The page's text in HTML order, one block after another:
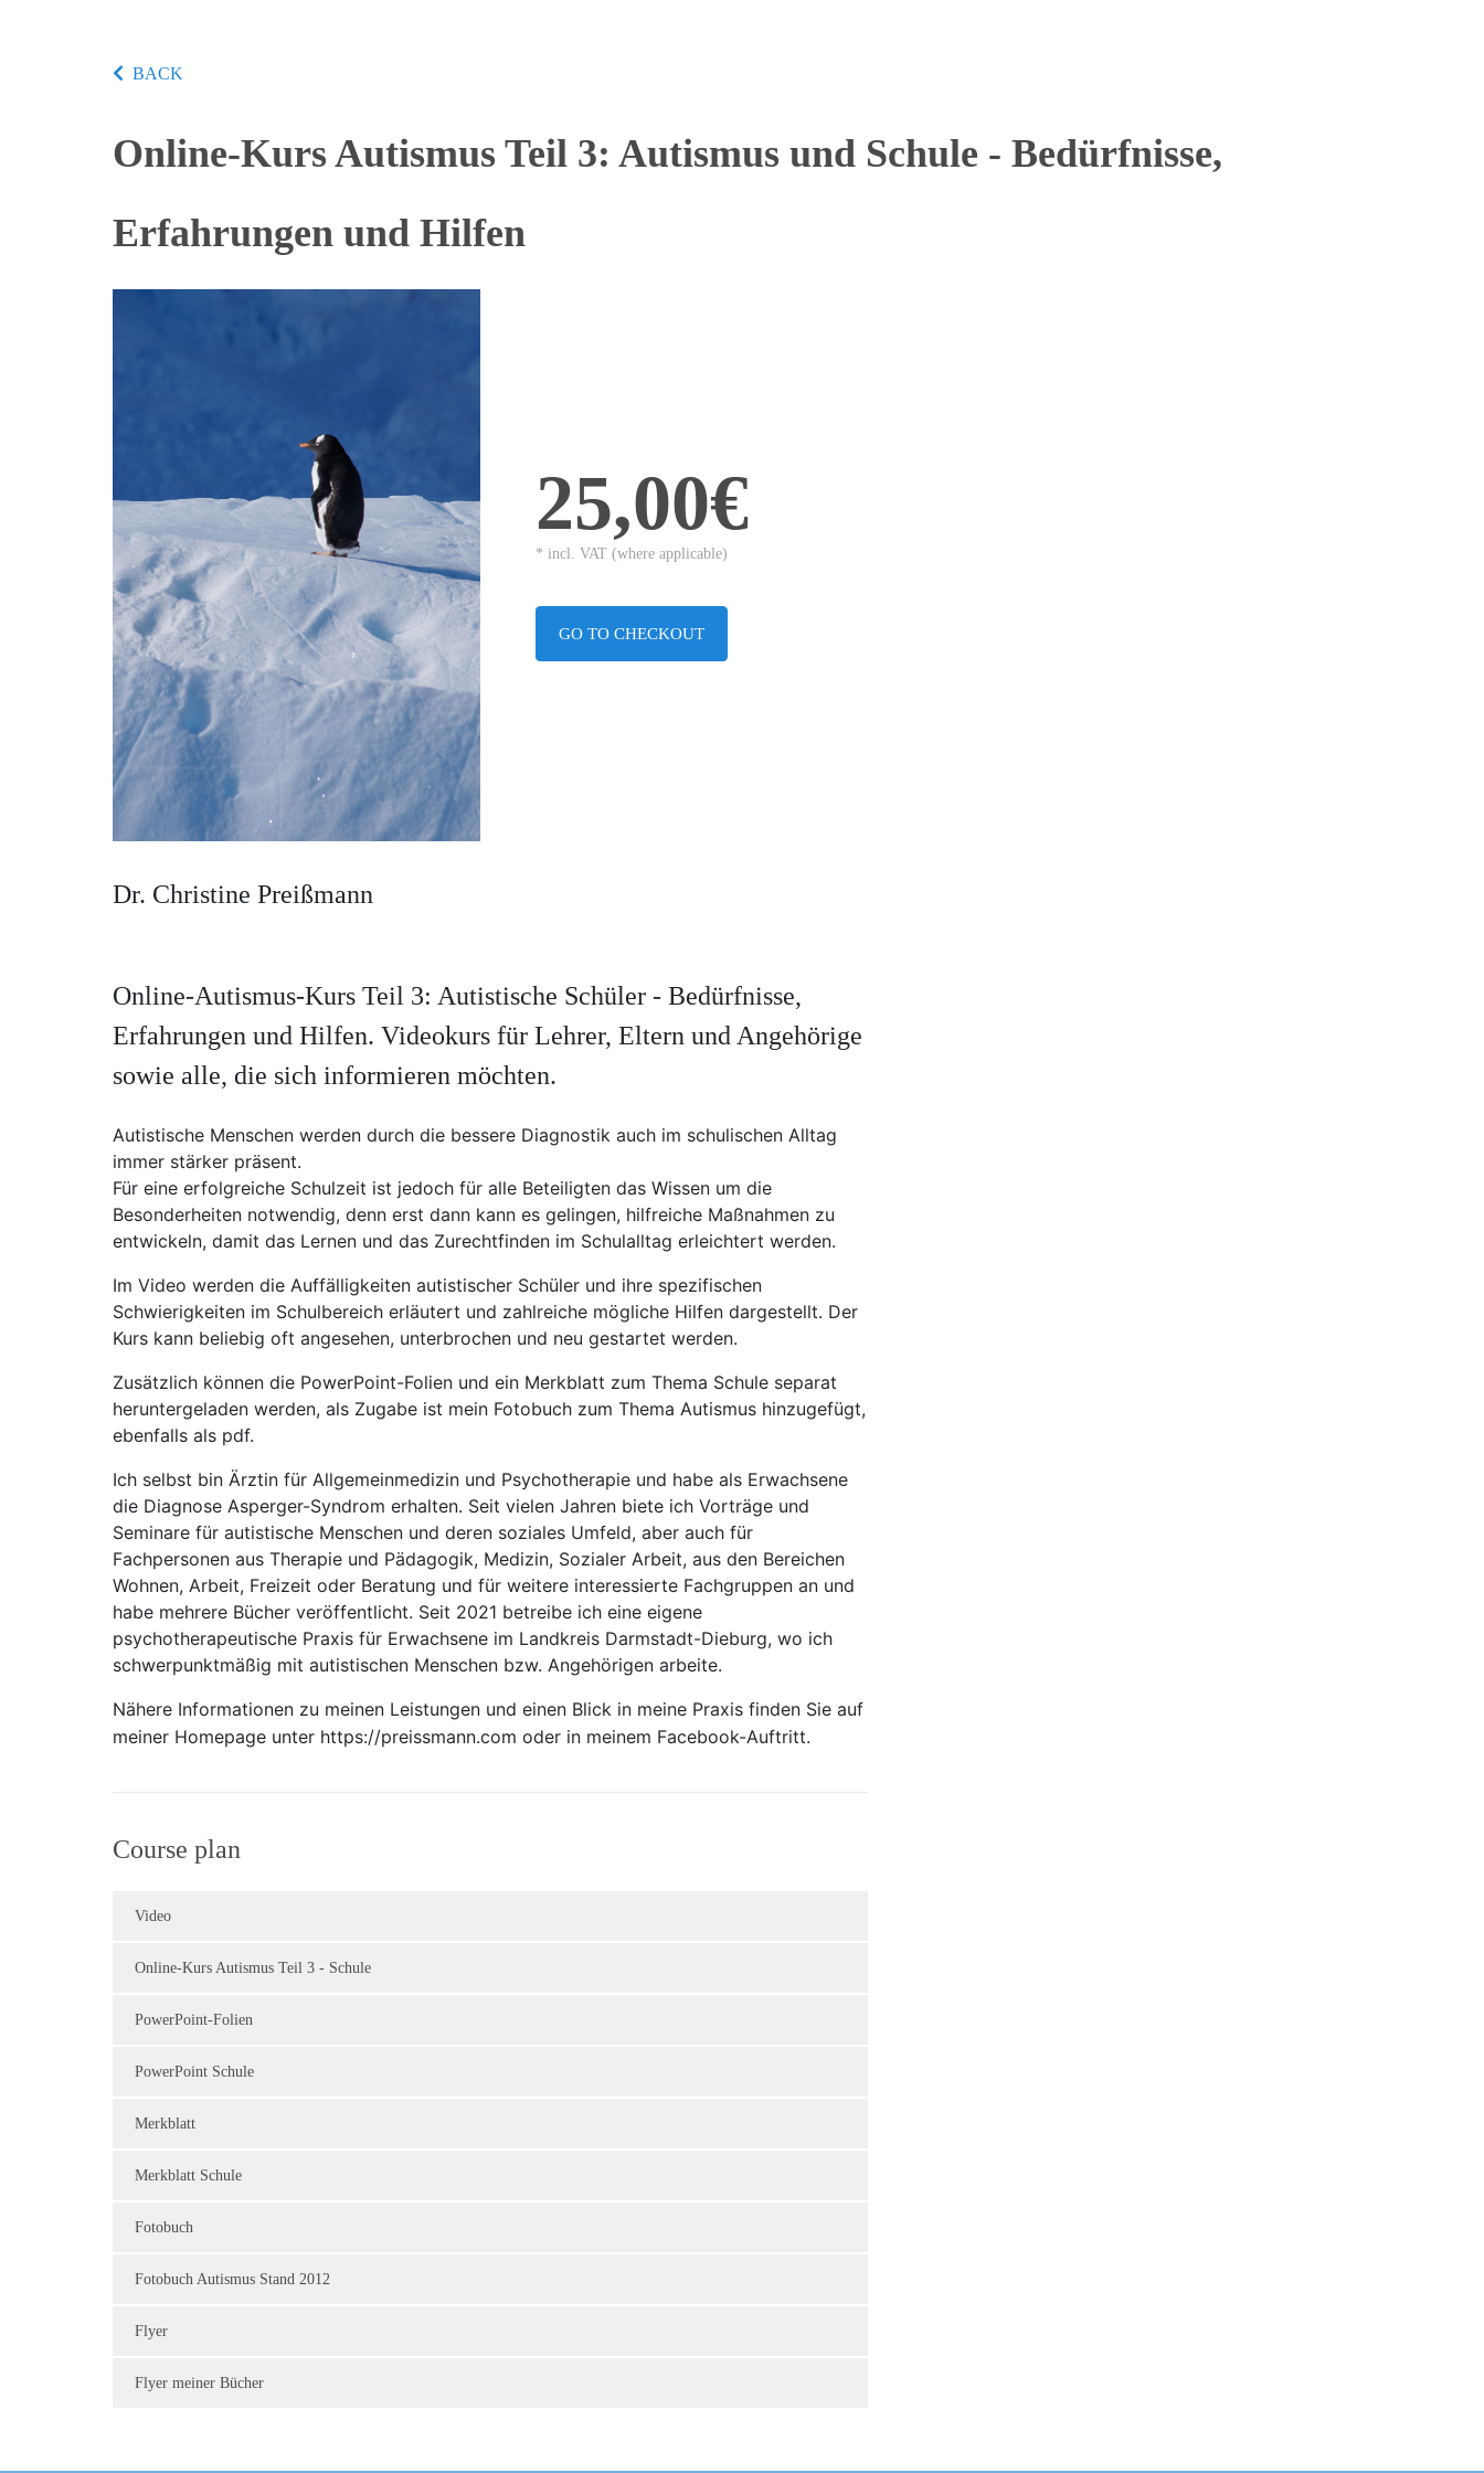
BACK
Online-Kurs Autismus Teil 3: Autismus und Schule - Bedürfnisse,
Erfahrungen und Hilfen
25,00€
* incl. VAT (where applicable)
GO TO CHECKOUT
Dr. Christine Preißmann
Online-Autismus-Kurs Teil 3: Autistische Schüler - Bedürfnisse,
Erfahrungen und Hilfen. Videokurs für Lehrer, Eltern und Angehörige
sowie alle, die sich informieren möchten.
Autistische Menschen werden durch die bessere Diagnostik auch im schulischen Alltag
immer stärker präsent.
Für eine erfolgreiche Schulzeit ist jedoch für alle Beteiligten das Wissen um die
Besonderheiten notwendig, denn erst dann kann es gelingen, hilfreiche Maßnahmen zu
entwickeln, damit das Lernen und das Zurechtfinden im Schulalltag erleichtert werden.
Im Video werden die Auffälligkeiten autistischer Schüler und ihre spezifischen
Schwierigkeiten im Schulbereich erläutert und zahlreiche mögliche Hilfen dargestellt. Der
Kurs kann beliebig oft angesehen, unterbrochen und neu gestartet werden.
Zusätzlich können die PowerPoint-Folien und ein Merkblatt zum Thema Schule separat
heruntergeladen werden, als Zugabe ist mein Fotobuch zum Thema Autismus hinzugefügt,
ebenfalls als pdf.
Ich selbst bin Ärztin für Allgemeinmedizin und Psychotherapie und habe als Erwachsene
die Diagnose Asperger-Syndrom erhalten. Seit vielen Jahren biete ich Vorträge und
Seminare für autistische Menschen und deren soziales Umfeld, aber auch für
Fachpersonen aus Therapie und Pädagogik, Medizin, Sozialer Arbeit, aus den Bereichen
Wohnen, Arbeit, Freizeit oder Beratung und für weitere interessierte Fachgruppen an und
habe mehrere Bücher veröffentlicht. Seit 2021 betreibe ich eine eigene
psychotherapeutische Praxis für Erwachsene im Landkreis Darmstadt-Dieburg, wo ich
schwerpunktmäßig mit autistischen Menschen bzw. Angehörigen arbeite.
Nähere Informationen zu meinen Leistungen und einen Blick in meine Praxis finden Sie auf
meiner Homepage unter https://preissmann.com oder in meinem Facebook-Auftritt.
Course plan
Video
Online-Kurs Autismus Teil 3 - Schule
PowerPoint-Folien
PowerPoint Schule
Merkblatt
Merkblatt Schule
Fotobuch
Fotobuch Autismus Stand 2012
Flyer
Flyer meiner Bücher